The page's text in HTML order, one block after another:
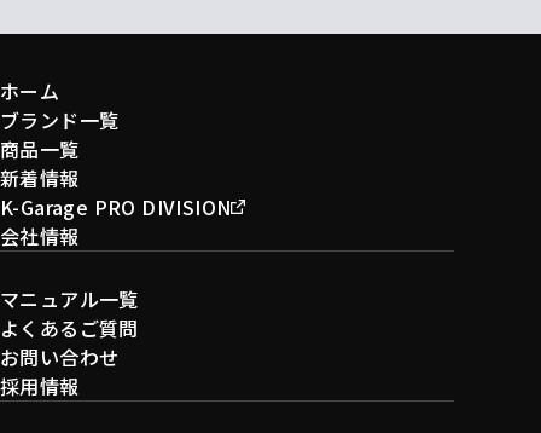
ホーム
ブランド一覧
商品一覧
新着情報
K-Garage PRO DIVISION
会社情報
マニュアル一覧
よくあるご質問
お問い合わせ
採用情報